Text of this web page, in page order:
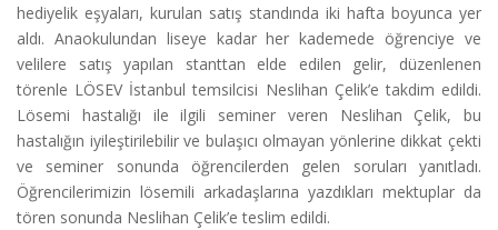
hediyelik eşyaları, kurulan satış standında iki hafta boyunca yer
aldı. Anaokulundan liseye kadar her kademede öğrenciye ve
velilere satış yapılan stanttan elde edilen gelir, düzenlenen
törenle LÖSEV İstanbul temsilcisi Neslihan Çelik’e takdim edildi.
Lösemi hastalığı ile ilgili seminer veren Neslihan Çelik, bu
hastalığın iyileştirilebilir ve bulaşıcı olmayan yönlerine dikkat çekti
ve seminer sonunda öğrencilerden gelen soruları yanıtladı.
Öğrencilerimizin lösemili arkadaşlarına yazdıkları mektuplar da
tören sonunda Neslihan Çelik’e teslim edildi.